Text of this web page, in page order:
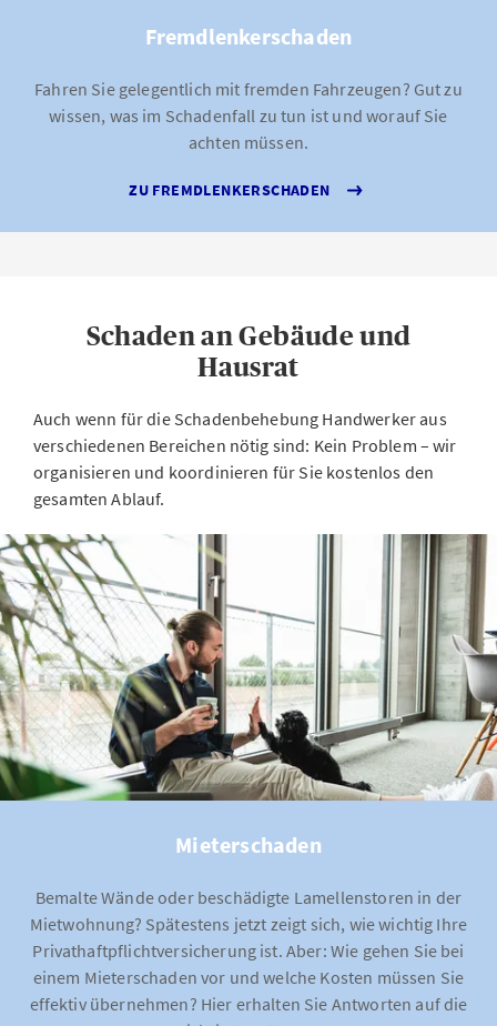
Fremdlenkerschaden
Fahren Sie gelegentlich mit fremden Fahrzeugen? Gut zu
wissen, was im Schadenfall zu tun ist und worauf Sie
achten müssen.
ZU FREMDLENKERSCHADEN
Schaden an Gebäude und
Hausrat
Auch wenn für die Schadenbehebung Handwerker aus
verschiedenen Bereichen nötig sind: Kein Problem – wir
organisieren und koordinieren für Sie kostenlos den
gesamten Ablauf.
Mieterschaden
Bemalte Wände oder beschädigte Lamellenstoren in der
Mietwohnung? Spätestens jetzt zeigt sich, wie wichtig Ihre
Privathaftpflichtversicherung ist. Aber: Wie gehen Sie bei
einem Mieterschaden vor und welche Kosten müssen Sie
effektiv übernehmen? Hier erhalten Sie Antworten auf die